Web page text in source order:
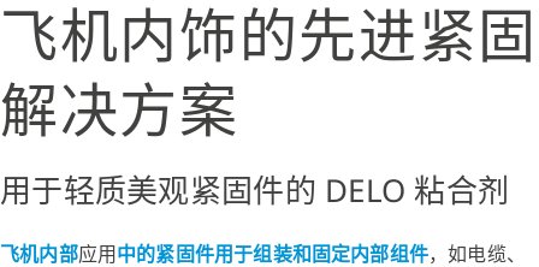
飞机内饰的先进紧固
解决方案
用于轻质美观紧固件的 DELO 粘合剂
飞机内部应用中的紧固件用于组装和固定内部组件，如电缆、